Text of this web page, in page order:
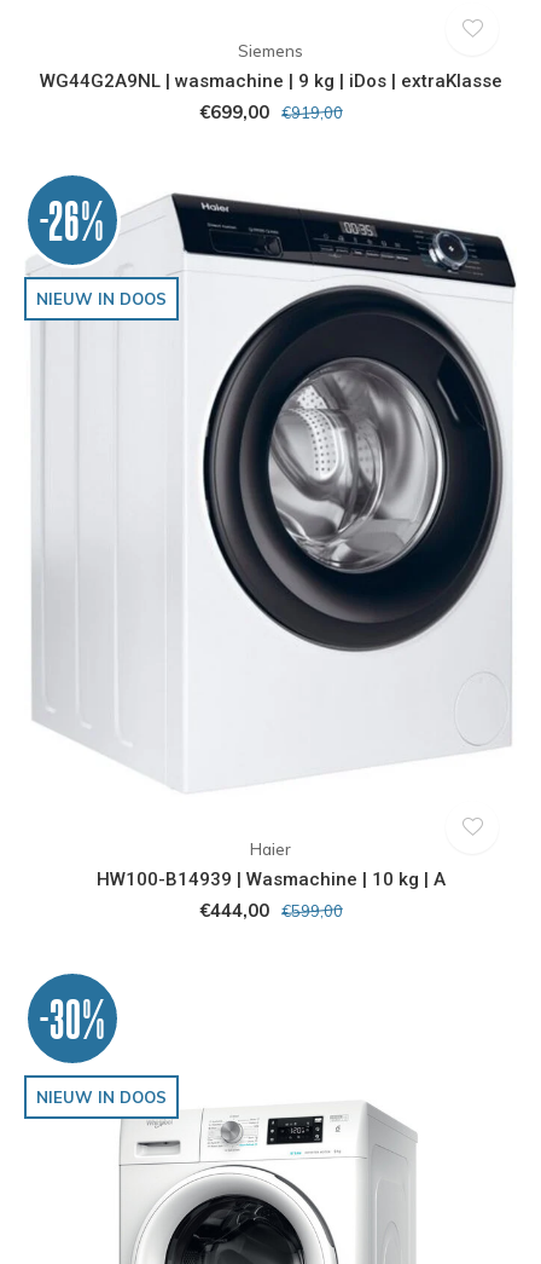
Siemens
WG44G2A9NL | wasmachine | 9 kg | iDos | extraKlasse
€699,00 €919,00
-26%
NIEUW IN DOOS
Haier
HW100-B14939 | Wasmachine | 10 kg | A
€444,00 €599,00
-30%
NIEUW IN DOOS